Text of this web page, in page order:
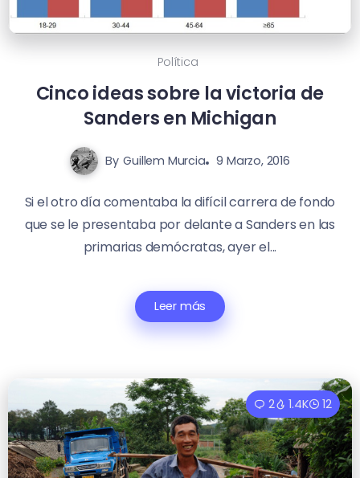
Política
Cinco ideas sobre la victoria de
Sanders en Michigan
By Guillem Murcia 9 Marzo, 2016
Si el otro día comentaba la difícil carrera de fondo
que se le presentaba por delante a Sanders en las
primarias demócratas, ayer el...
Leer más
2 1.4K 12